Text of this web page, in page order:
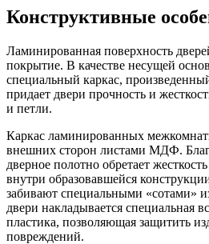
Конструктивные
Ламинированная поверхность
покрытие. В качестве несущей
специальный каркас,
придает двери прочность и
и петли.
Каркас ламинированных
внешних сторон листами МДФ.
дверное полотно обретает
внутри образовавшейся
забивают специальными «сотами»
двери накладывается специальная
пластика, позволяющая защитить
повреждений.